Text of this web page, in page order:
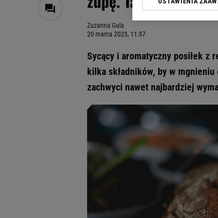
Zuzanna Gula
20 marca 2023, 11:37
Sycący i aromatyczny posiłek z
kilka składników, by w
zachwyci nawet najbardziej
Klikając „Akceptuję”
odnośnik „Ustawienia
My, nasi Zaufani
Użycie dokładnych
Przechowywanie